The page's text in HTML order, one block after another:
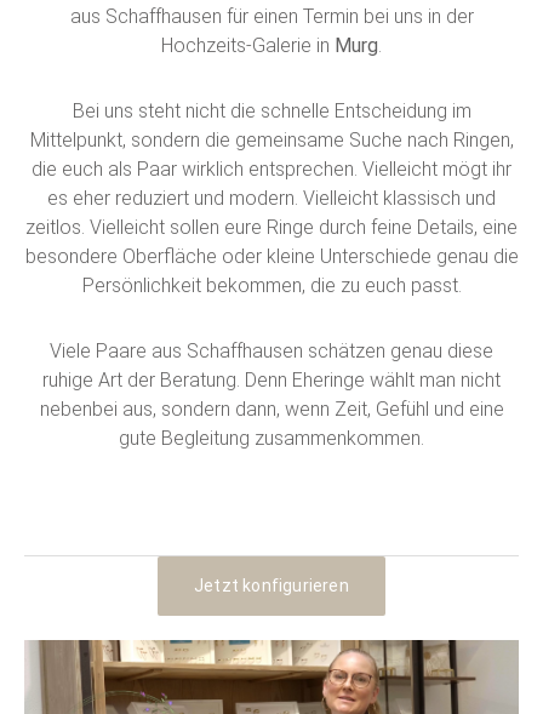
aus Schaffhausen für einen Termin bei uns in der
Hochzeits-Galerie in Murg.
Bei uns steht nicht die schnelle Entscheidung im
Mittelpunkt, sondern die gemeinsame Suche nach Ringen,
die euch als Paar wirklich entsprechen. Vielleicht mögt ihr
es eher reduziert und modern. Vielleicht klassisch und
zeitlos. Vielleicht sollen eure Ringe durch feine Details, eine
besondere Oberfläche oder kleine Unterschiede genau die
Persönlichkeit bekommen, die zu euch passt.
Viele Paare aus Schaffhausen schätzen genau diese
ruhige Art der Beratung. Denn Eheringe wählt man nicht
nebenbei aus, sondern dann, wenn Zeit, Gefühl und eine
gute Begleitung zusammenkommen.
Jetzt konfigurieren